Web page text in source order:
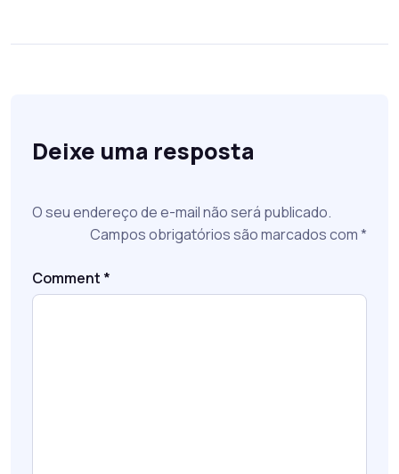
Deixe uma resposta
O seu endereço de e-mail não será publicado.
Campos obrigatórios são marcados com*
Comment *